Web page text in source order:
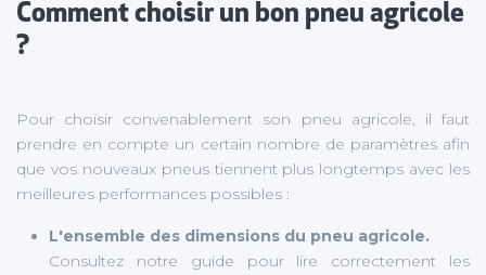
Comment choisir un bon pneu agricole
?
Pour choisir convenablement son pneu agricole, il faut
prendre en compte un certain nombre de paramètres afin
que vos nouveaux pneus tiennent plus longtemps avec les
meilleures performances possibles :
L'ensemble des dimensions du pneu agricole.
Consultez notre guide pour lire correctement les